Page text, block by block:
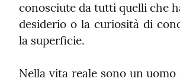
conosciute da tutti quelli che
desiderio o la curiosità di
la superficie.
Nella vita reale sono un uomo